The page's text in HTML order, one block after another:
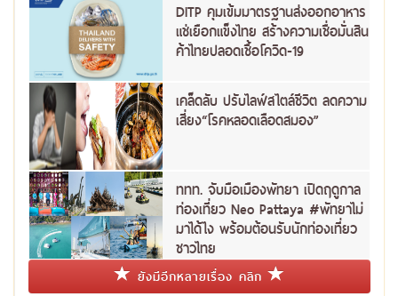
DITP คุมเข้มมาตรฐานส่งออกอาหาร
แช่เยือกแข็งไทย สร้างความเชื่อมั่นสิน
ค้าไทยปลอดเชื้อโควิด-19
เคล็ดลับ ปรับไลฟ์สไตล์ชีวิต ลดความ
เสี่ยง“โรคหลอดเลือดสมอง”
ททท. จับมือเมืองพัทยา เปิดฤดูกาล
ท่องเที่ยว Neo Pattaya #พัทยาไม่
มาได้ไง พร้อมต้อนรับนักท่องเที่ยว
ชาวไทย
ยังมีอีกหลายเรื่อง คลิก